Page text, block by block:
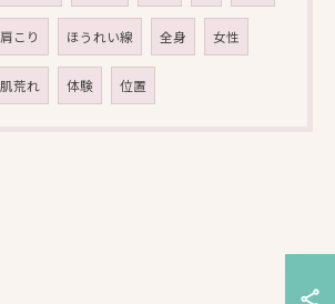
肩こり ほうれい線 全身 女性
肌荒れ 体験 位置